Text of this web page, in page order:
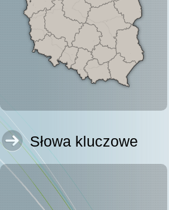
Słowa kluczowe